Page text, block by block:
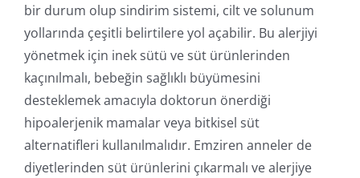
bir durum olup sindirim sistemi, cilt ve solunum
yollarında çeşitli belirtilere yol açabilir. Bu alerjiyi
yönetmek için inek sütü ve süt ürünlerinden
kaçınılmalı, bebeğin sağlıklı büyümesini
desteklemek amacıyla doktorun önerdiği
hipoalerjenik mamalar veya bitkisel süt
alternatifleri kullanılmalıdır. Emziren anneler de
diyetlerinden süt ürünlerini çıkarmalı ve alerjiye